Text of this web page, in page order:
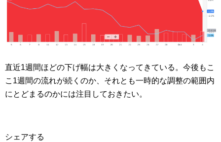
直近1週間ほどの下げ幅は大きくなってきている。今後もこ
こ1週間の流れが続くのか、それとも一時的な調整の範囲内
にとどまるのかには注目しておきたい。
シェアする